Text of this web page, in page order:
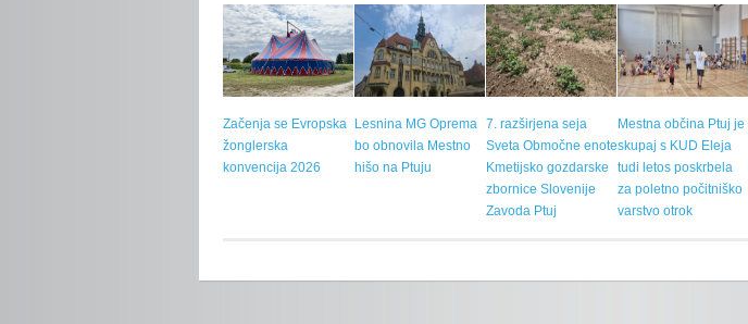
Začenja se Evropska
žonglerska
konvencija 2026
Lesnina MG Oprema
bo obnovila Mestno
hišo na Ptuju
7. razširjena seja
Sveta Območne enote
Kmetijsko gozdarske
zbornice Slovenije
Zavoda Ptuj
Mestna občina Ptuj je
skupaj s KUD Eleja
tudi letos poskrbela
za poletno počitniško
varstvo otrok